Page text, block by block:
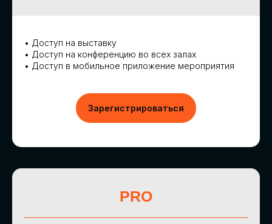
• Доступ на выставку
• Доступ на конференцию во всех залах
• Доступ в мобильное приложение мероприятия
Зарегистрироваться
PRO